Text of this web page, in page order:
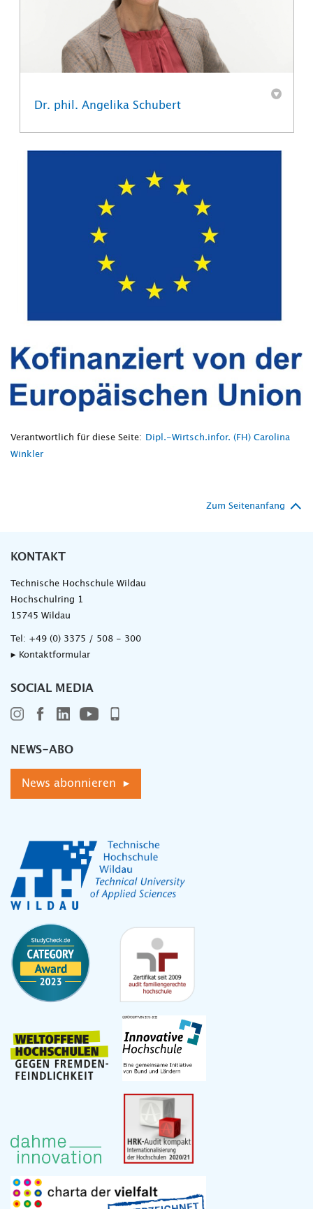
Dr. phil. Angelika Schubert
Verantwortlich für diese Seite:
Dipl.-Wirtsch.infor. (FH) Carolina
Winkler
Zum Seitenanfang
KONTAKT
Technische Hochschule Wildau
Hochschulring 1
15745 Wildau
Tel: +49 (0) 3375 / 508 - 300
▸ Kontaktformular
SOCIAL MEDIA
NEWS-ABO
News abonnieren ▸